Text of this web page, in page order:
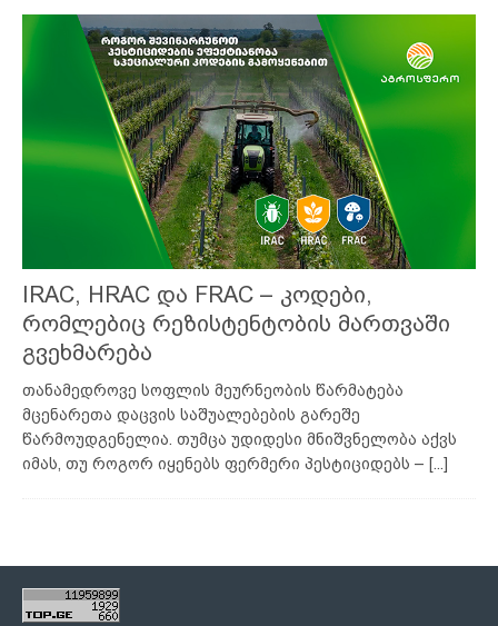
IRAC, HRAC და FRAC – კოდები,
რომლებიც რეზისტენტობის მართვაში
გვეხმარება
თანამედროვე სოფლის მეურნეობის წარმატება
მცენარეთა დაცვის საშუალებების გარეშე
წარმოუდგენელია. თუმცა უდიდესი მნიშვნელობა აქვს
იმას, თუ როგორ იყენებს ფერმერი პესტიციდებს – [...]